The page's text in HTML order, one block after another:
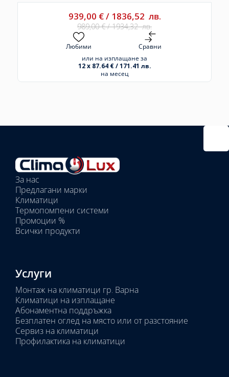
939,00 €/ 1836,52 лв.
989,00€/1934,32лв.
Любими
Сравни
или на изплащане за
12 x 87.64 € / 171.41 лв.
на месец
Избрани
вътрешни
тела:
Избрано
тяло:
За нас
Предлагани марки
Климатици
Термопомпени системи
Промоции %
Всички продукти
Услуги
Монтаж на климатици гр. Варна
Климатици на изплащане
Абонаментна поддръжка
Безплатен оглед на място или от разстояние
Сервиз на климатици
Профилактика на климатици